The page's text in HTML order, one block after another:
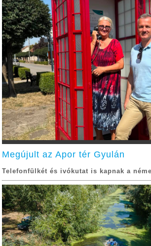
Megújult az Apor tér Gyulán
Telefonfülkét és ivókutat is kapnak a